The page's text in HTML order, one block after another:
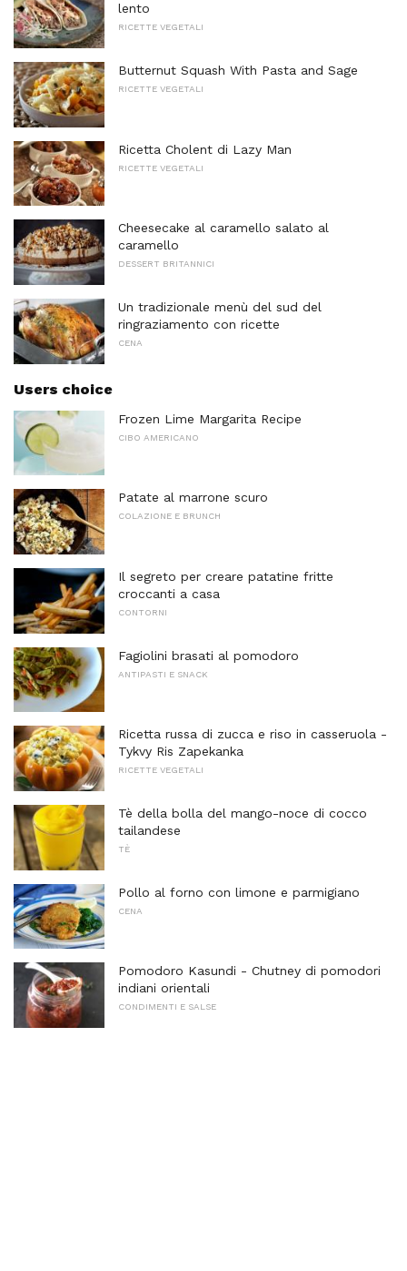
lento
RICETTE VEGETALI
Butternut Squash With Pasta and Sage
RICETTE VEGETALI
Ricetta Cholent di Lazy Man
RICETTE VEGETALI
Cheesecake al caramello salato al
caramello
DESSERT BRITANNICI
Un tradizionale menù del sud del
ringraziamento con ricette
CENA
Users choice
Frozen Lime Margarita Recipe
CIBO AMERICANO
Patate al marrone scuro
COLAZIONE E BRUNCH
Il segreto per creare patatine fritte
croccanti a casa
CONTORNI
Fagiolini brasati al pomodoro
ANTIPASTI E SNACK
Ricetta russa di zucca e riso in casseruola -
Tykvy Ris Zapekanka
RICETTE VEGETALI
Tè della bolla del mango-noce di cocco
tailandese
TÈ
Pollo al forno con limone e parmigiano
CENA
Pomodoro Kasundi - Chutney di pomodori
indiani orientali
CONDIMENTI E SALSE